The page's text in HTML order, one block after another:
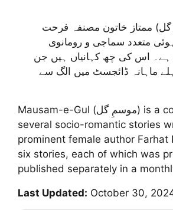
ممتاز خاتون مصنفہ فرحت
متعدد سماجی و رومانوی
ہے۔ اس کی چھ کہانیاں ہیں جن
ماہانہ ڈائجسٹ میں الگ سے
Mausam-e-Gul (موسمِ گل) is a compilation of
several socio-romantic stories
prominent female author Farhat
six stories, each of which was
published separately in a
Last Updated: October 30,